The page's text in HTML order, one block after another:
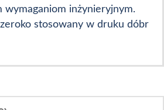
wymaganiom inżynieryjnym.
stosowany w druku dóbr